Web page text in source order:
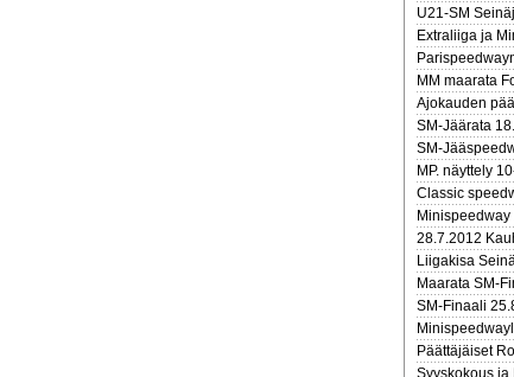
U21-SM
Extraliiga ja
MM maarata
Ajokauden
SM-Jäärata
SM-
MP. näyttely
Classic
Minispeedway
28.7.2012
Liigakisa
Maarata SM-
SM-Finaali
Päättäjäiset
Syyskokous ja